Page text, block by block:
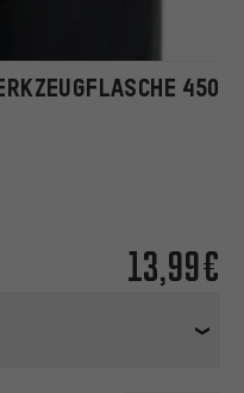
450
13,99€